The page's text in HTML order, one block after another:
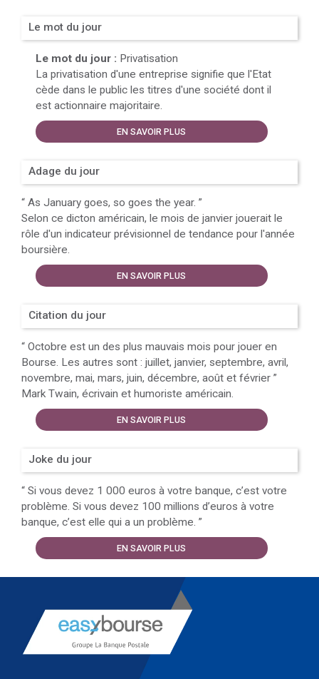
Le mot du jour
Le mot du jour : Privatisation
La privatisation d'une entreprise signifie que l'Etat
cède dans le public les titres d'une société dont il
est actionnaire majoritaire.
EN SAVOIR PLUS
Adage du jour
“ As January goes, so goes the year. ”
Selon ce dicton américain, le mois de janvier jouerait le
rôle d'un indicateur prévisionnel de tendance pour l'année
boursière.
EN SAVOIR PLUS
Citation du jour
“ Octobre est un des plus mauvais mois pour jouer en
Bourse. Les autres sont : juillet, janvier, septembre, avril,
novembre, mai, mars, juin, décembre, août et février ”
Mark Twain, écrivain et humoriste américain.
EN SAVOIR PLUS
Joke du jour
“ Si vous devez 1 000 euros à votre banque, c’est votre
problème. Si vous devez 100 millions d’euros à votre
banque, c’est elle qui a un problème. ”
EN SAVOIR PLUS